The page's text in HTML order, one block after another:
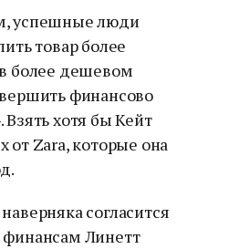
успешные люди
товар более
более дешевом
финансово
хотя бы Кейт
от Zara, которые она
согласится
Линетт